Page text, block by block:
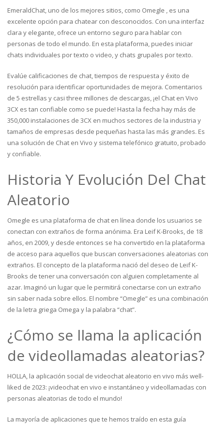
EmeraldChat, uno de los mejores sitios, como Omegle , es una
excelente opción para chatear con desconocidos. Con una interfaz
clara y elegante, ofrece un entorno seguro para hablar con
personas de todo el mundo. En esta plataforma, puedes iniciar
chats individuales por texto o video, y chats grupales por texto.
Evalúe calificaciones de chat, tiempos de respuesta y éxito de
resolución para identificar oportunidades de mejora. Comentarios
de 5 estrellas y casi three millones de descargas, ¡el Chat en Vivo
3CX es tan confiable como se puede! Hasta la fecha hay más de
350,000 instalaciones de 3CX en muchos sectores de la industria y
tamaños de empresas desde pequeñas hasta las más grandes. Es
una solución de Chat en Vivo y sistema telefónico gratuito, probado
y confiable.
Historia Y Evolución Del Chat
Aleatorio
Omegle es una plataforma de chat en línea donde los usuarios se
conectan con extraños de forma anónima. Era Leif K-Brooks, de 18
años, en 2009, y desde entonces se ha convertido en la plataforma
de acceso para aquellos que buscan conversaciones aleatorias con
extraños. El concepto de la plataforma nació del deseo de Leif K-
Brooks de tener una conversación con alguien completamente al
azar. Imaginó un lugar que le permitirá conectarse con un extraño
sin saber nada sobre ellos. El nombre “Omegle” es una combinación
de la letra griega Omega y la palabra “chat”.
¿Cómo se llama la aplicación
de videollamadas aleatorias?
HOLLA, la aplicación social de videochat aleatorio en vivo más well-
liked de 2023: ¡videochat en vivo e instantáneo y videollamadas con
personas aleatorias de todo el mundo!
La mayoría de aplicaciones que te hemos traído en esta guía